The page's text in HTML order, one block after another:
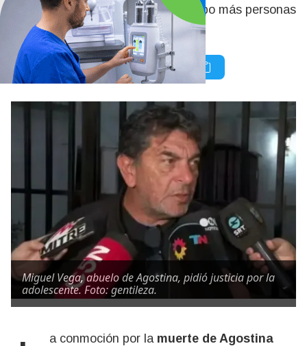
investigando para determinar si hubo más personas
involucradas en el hecho.
Miguel Vega, abuelo de Agostina, pidió justicia por la
adolescente. Foto: gentileza.
La conmoción por la muerte de Agostina